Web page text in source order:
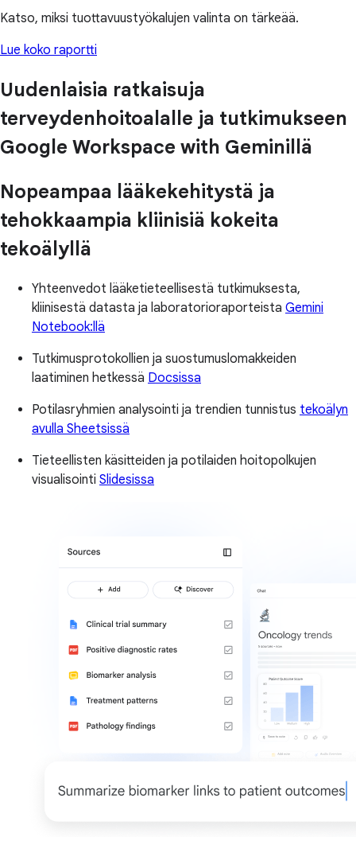
Katso, miksi tuottavuustyökalujen valinta on tärkeää.
Lue koko raportti
Uudenlaisia ratkaisuja
terveydenhoitoalalle ja tutkimukseen
Google Workspace with Geminillä
Nopeampaa lääkekehitystä ja
tehokkaampia kliinisiä kokeita
tekoälyllä
Yhteenvedot lääketieteellisestä tutkimuksesta,
kliinisestä datasta ja laboratorioraporteista Gemini
Notebook:llä
Tutkimusprotokollien ja suostumuslomakkeiden
laatiminen hetkessä Docsissa
Potilasryhmien analysointi ja trendien tunnistus tekoälyn
avulla Sheetsissä
Tieteellisten käsitteiden ja potilaiden hoitopolkujen
visualisointi Slidesissa